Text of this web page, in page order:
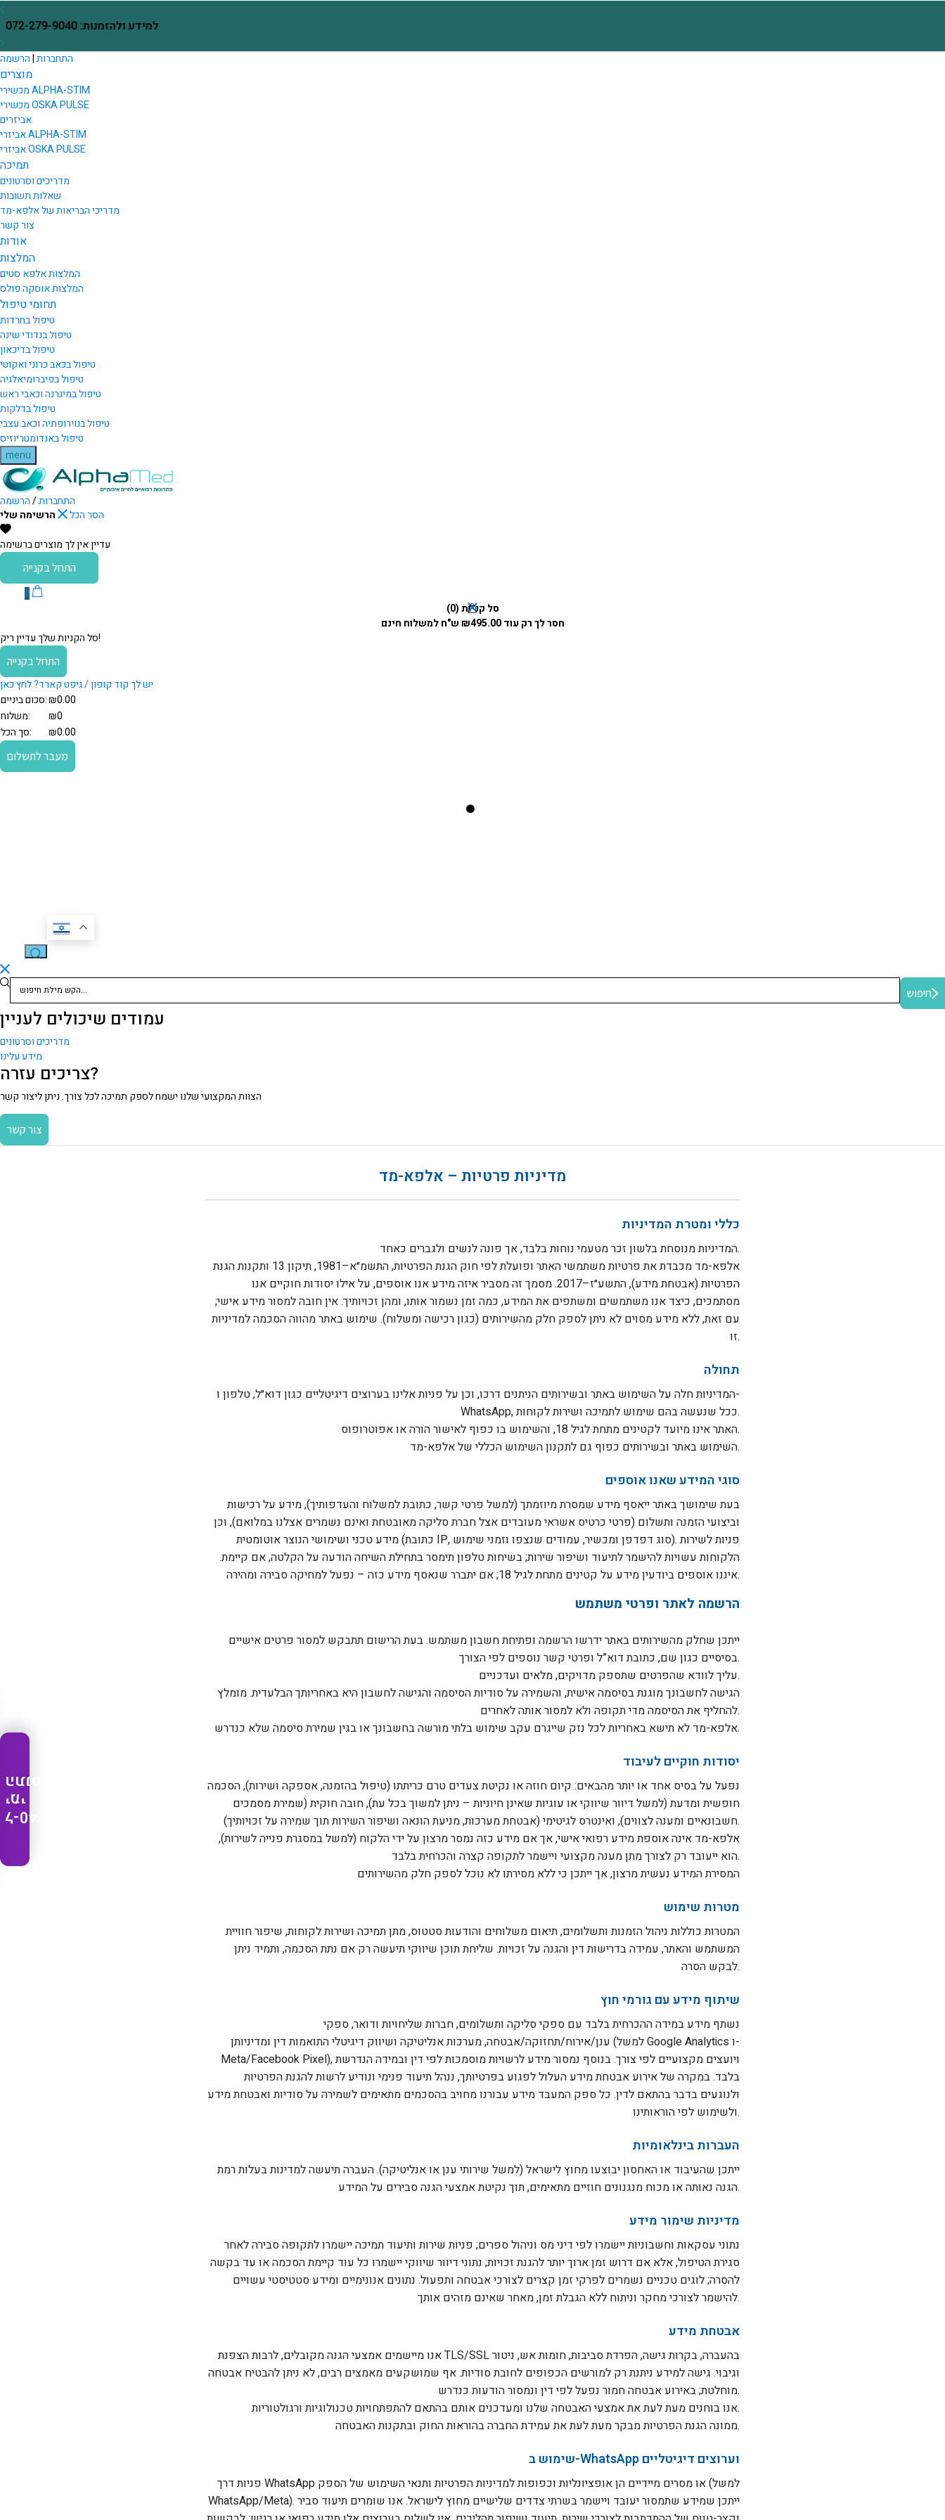
Skip to Content
למידע ולהזמנות: 072-279-9040
התחברות|הרשמה
מוצרים
מכשירי ALPHA-STIM
מכשירי OSKA PULSE
אביזרים
אביזרי ALPHA-STIM
אביזרי OSKA PULSE
תמיכה
מדריכים וסרטונים
שאלות תשובות
מדריכי הבריאות של אלפא-מד
צור קשר
אודות
המלצות
המלצות אלפא סטים
המלצות אוסקה פולס
תחומי טיפול
טיפול בחרדות
טיפול בנדודי שינה
טיפול בדיכאון
טיפול בכאב כרוני ואקוטי
טיפול בפיברומיאלגיה
טיפול במיגרנה וכאבי ראש
טיפול בדלקות
טיפול בנוירופתיה וכאב עצבי
טיפול באנדומטריוזיס
menu
התחברות/הרשמה
הרשימה שלי
הסר הכל
עדיין אין לך מוצרים ברשימה
התחל בקנייה
0
סל קניות (0
)
חסר לך רק עוד
₪495.00
ש"ח למשלוח חינם
סל הקניות שלך עדיין ריק!
התחל בקנייה
יש לך קוד קופון / גיפט קארד? לחץ כאן
סכום ביניים:₪0.00
משלוח:
₪0
סך הכל:
₪0.00
מעבר לתשלום
חיפוש
חיפוש
עמודים שיכולים לעניין
מדריכים וסרטונים
מידע עלינו
צריכים עזרה?
הצוות המקצועי שלנו ישמח לספק תמיכה לכל צורך. ניתן ליצור קשר
צור קשר
מדיניות פרטיות – אלפא-מד
כללי ומטרת המדיניות
המדיניות מנוסחת בלשון זכר מטעמי נוחות בלבד, אך פונה לנשים ולגברים כאחד.
אלפא-מד מכבדת את פרטיות משתמשי האתר ופועלת לפי חוק הגנת הפרטיות, התשמ״א–1981, תיקון 13 ותקנות הגנת
הפרטיות (אבטחת מידע), התשע״ז–2017. מסמך זה מסביר איזה מידע אנו אוספים, על אילו יסודות חוקיים אנו
מסתמכים, כיצד אנו משתמשים ומשתפים את המידע, כמה זמן נשמור אותו, ומהן זכויותיך. אין חובה למסור מידע אישי;
עם זאת, ללא מידע מסוים לא ניתן לספק חלק מהשירותים (כגון רכישה ומשלוח). שימוש באתר מהווה הסכמה למדיניות
זו.
תחולה
המדיניות חלה על השימוש באתר ובשירותים הניתנים דרכו, וכן על פניות אלינו בערוצים דיגיטליים כגון דוא״ל, טלפון ו-
WhatsApp, ככל שנעשה בהם שימוש לתמיכה ושירות לקוחות.
האתר אינו מיועד לקטינים מתחת לגיל 18, והשימוש בו כפוף לאישור הורה או אפוטרופוס.
השימוש באתר ובשירותים כפוף גם לתקנון השימוש הכללי של אלפא-מד.
סוגי המידע שאנו אוספים
בעת שימושך באתר ייאסף מידע שמסרת מיוזמתך (למשל פרטי קשר, כתובת למשלוח והעדפותיך), מידע על רכישות
וביצועי הזמנה ותשלום (פרטי כרטיס אשראי מעובדים אצל חברת סליקה מאובטחת ואינם נשמרים אצלנו במלואם), וכן
מידע טכני ושימושי הנוצר אוטומטית (כתובת IP, סוג דפדפן ומכשיר, עמודים שנצפו וזמני שימוש). פניות לשירות
הלקוחות עשויות להישמר לתיעוד ושיפור שירות; בשיחות טלפון תימסר בתחילת השיחה הודעה על הקלטה, אם קיימת.
איננו אוספים ביודעין מידע על קטינים מתחת לגיל 18; אם יתברר שנאסף מידע כזה – נפעל למחיקה סבירה ומהירה.
הרשמה לאתר ופרטי משתמש
ייתכן שחלק מהשירותים באתר ידרשו הרשמה ופתיחת חשבון משתמש. בעת הרישום תתבקש למסור פרטים אישיים
בסיסיים כגון שם, כתובת דוא”ל ופרטי קשר נוספים לפי הצורך.
עליך לוודא שהפרטים שתספק מדויקים, מלאים ועדכניים.
הגישה לחשבונך מוגנת בסיסמה אישית, והשמירה על סודיות הסיסמה והגישה לחשבון היא באחריותך הבלעדית. מומלץ
להחליף את הסיסמה מדי תקופה ולא למסור אותה לאחרים.
אלפא-מד לא תישא באחריות לכל נזק שייגרם עקב שימוש בלתי מורשה בחשבונך או בגין שמירת סיסמה שלא כנדרש.
יסודות חוקיים לעיבוד
נפעל על בסיס אחד או יותר מהבאים: קיום חוזה או נקיטת צעדים טרם כריתתו (טיפול בהזמנה, אספקה ושירות), הסכמה
חופשית ומדעת (למשל דיוור שיווקי או עוגיות שאינן חיוניות – ניתן למשוך בכל עת), חובה חוקית (שמירת מסמכים
חשבונאיים ומענה לצווים), ואינטרס לגיטימי (אבטחת מערכות, מניעת הונאה ושיפור השירות תוך שמירה על זכויותיך).
אלפא-מד אינה אוספת מידע רפואי אישי, אך אם מידע כזה נמסר מרצון על ידי הלקוח (למשל במסגרת פנייה לשירות),
הוא ייעובד רק לצורך מתן מענה מקצועי ויישמר לתקופה קצרה והכרחית בלבד.
המסירת המידע נעשית מרצון, אך ייתכן כי ללא מסירתו לא נוכל לספק חלק מהשירותים
מטרות שימוש
המטרות כוללות ניהול הזמנות ותשלומים, תיאום משלוחים והודעות סטטוס, מתן תמיכה ושירות לקוחות, שיפור חוויית
המשתמש והאתר, עמידה בדרישות דין והגנה על זכויות. שליחת תוכן שיווקי תיעשה רק אם נתת הסכמה, ותמיד ניתן
לבקש הסרה.
שיתוף מידע עם גורמי חוץ
נשתף מידע במידה ההכרחית בלבד עם ספקי סליקה ותשלומים, חברות שליחויות ודואר, ספקי
ענן/אירוח/תחזוקה/אבטחה, מערכות אנליטיקה ושיווק דיגיטלי התואמות דין ומדיניותן (למשל Google Analytics ו-
Meta/Facebook Pixel), ויועצים מקצועיים לפי צורך. בנוסף נמסור מידע לרשויות מוסמכות לפי דין ובמידה הנדרשת
בלבד. במקרה של אירוע אבטחת מידע העלול לפגוע בפרטיותך, ננהל תיעוד פנימי ונודיע לרשות להגנת הפרטיות
ולנוגעים בדבר בהתאם לדין. כל ספק המעבד מידע עבורנו מחויב בהסכמים מתאימים לשמירה על סודיות ואבטחת מידע
ולשימוש לפי הוראותינו.
העברות בינלאומיות
ייתכן שהעיבוד או האחסון יבוצעו מחוץ לישראל (למשל שירותי ענן או אנליטיקה). העברה תיעשה למדינות בעלות רמת
הגנה נאותה או מכוח מנגנונים חוזיים מתאימים, תוך נקיטת אמצעי הגנה סבירים על המידע.
מדיניות שימור מידע
נתוני עסקאות וחשבוניות יישמרו לפי דיני מס וניהול ספרים; פניות שירות ותיעוד תמיכה יישמרו לתקופה סבירה לאחר
סגירת הטיפול, אלא אם דרוש זמן ארוך יותר להגנת זכויות; נתוני דיוור שיווקי יישמרו כל עוד קיימת הסכמה או עד בקשה
להסרה; לוגים טכניים נשמרים לפרקי זמן קצרים לצורכי אבטחה ותפעול. נתונים אנונימיים ומידע סטטיסטי עשויים
להישמר לצורכי מחקר וניתוח ללא הגבלת זמן, מאחר שאינם מזהים אותך.
אבטחת מידע
אנו מיישמים אמצעי הגנה מקובלים, לרבות הצפנת TLS/SSL בהעברה, בקרות גישה, הפרדת סביבות, חומות אש, ניטור
וגיבוי. גישה למידע ניתנת רק למורשים הכפופים לחובת סודיות. אף שמושקעים מאמצים רבים, לא ניתן להבטיח אבטחה
מוחלטת; באירוע אבטחה חמור נפעל לפי דין ונמסור הודעות כנדרש.
אנו בוחנים מעת לעת את אמצעי האבטחה שלנו ומעדכנים אותם בהתאם להתפתחויות טכנולוגיות ורגולטוריות.
ממונה הגנת הפרטיות מבקר מעת לעת את עמידת החברה בהוראות החוק ובתקנות האבטחה.
שימוש ב-WhatsApp וערוצים דיגיטליים
פניות דרך WhatsApp או מסרים מיידיים הן אופציונליות וכפופות למדיניות הפרטיות ותנאי השימוש של הספק (למשל
WhatsApp/Meta). ייתכן שמידע שתמסור יעובד ויישמר בשרתי צדדים שלישיים מחוץ לישראל. אנו שומרים תיעוד סביר
בחזרה למעלה
ל-40
ימי
התנסות